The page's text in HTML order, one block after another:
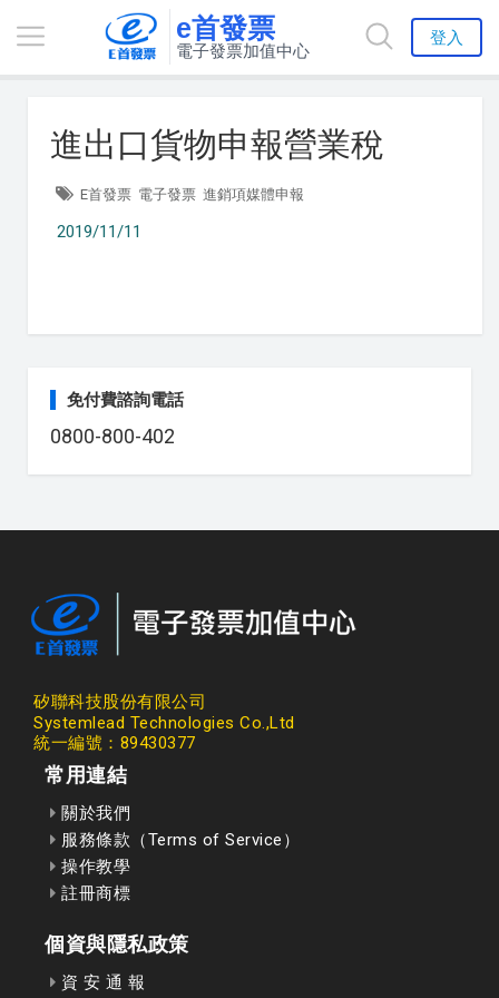
e首發票
電子發票加值中心
登入
進出口貨物申報營業稅
E首發票 電子發票 進銷項媒體申報
2019/11/11
免付費諮詢電話
0800-800-402
矽聯科技股份有限公司
Systemlead Technologies Co.,Ltd
統一編號：89430377
常用連結
關於我們
服務條款（Terms of Service）
操作教學
註冊商標
個資與隱私政策
資 安 通 報